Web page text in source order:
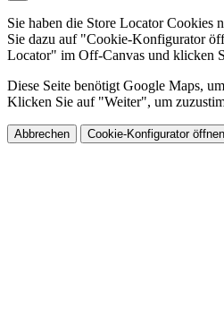
Sie haben die Store Locator Cookies
Sie dazu auf "Cookie-Konfigurator
Locator" im Off-Canvas und klicken
Diese Seite benötigt Google Maps,
Klicken Sie auf "Weiter", um
Abbrechen Cookie-Konfigurator öffnen